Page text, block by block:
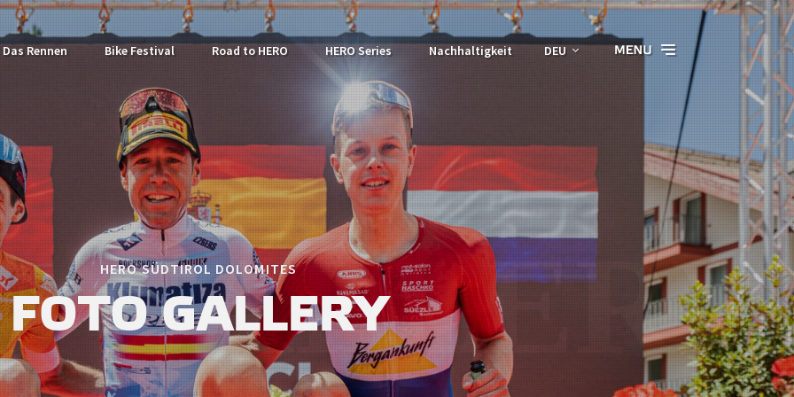
Das Rennen Bike Festival Road to HERO HERO Series Nachhaltigkeit DEU
HERO SÜDTIROL DOLOMITES
FOTO GALLERY